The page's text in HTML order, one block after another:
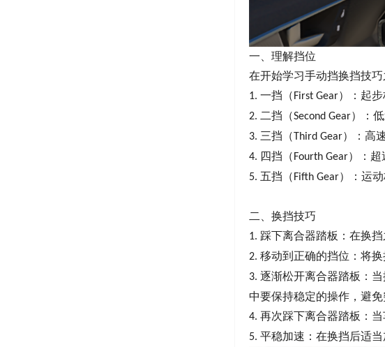
一、理解挡位
在开始学习手动挡换挡技
1. 一挡（ First Gear）：起
2. 二挡（Second Gear）：
3. 三挡（Third Gear）：高
4. 四挡（ Fourth Gear）：超
5. 五挡（ Fifth Gear）：运
二、换挡技巧
1. 踩下离合器踏板：在换
2. 移动到正确的挡位：将
3. 逐渐松开离合器踏板：
中要保持稳定的操作，避
4. 再次踩下离合器踏板：
5. 平稳加速：在换挡后适